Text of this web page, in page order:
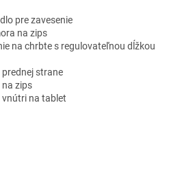
pre zavesenie
na zips
na chrbte s regulovateľnou dĺžkou
strane
zips
vnútri na tablet